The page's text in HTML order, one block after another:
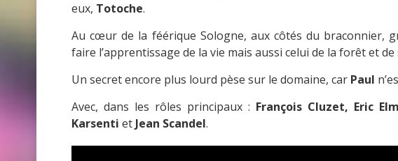
eux, Totoche.
Au cœur de la féérique Sologne, aux côtés du braconnier,
faire l’apprentissage de la vie mais aussi celui de la forêt et de
Un secret encore plus lourd pèse sur le domaine, car Paul
Avec, dans les rôles principaux : François Cluzet, Eric
Karsenti et Jean Scandel.